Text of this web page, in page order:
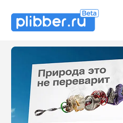
Some SEO Title